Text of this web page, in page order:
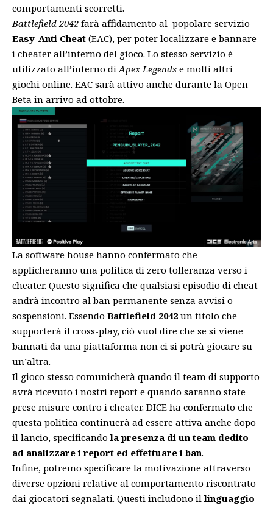
comportamenti scorretti.
Battlefield 2042 farà affidamento al popolare servizio
Easy-Anti Cheat (EAC), per poter localizzare e bannare
i cheater all’interno del gioco. Lo stesso servizio è
utilizzato all’interno diApex Legends e molti altri
giochi online. EAC sarà attivo anche durante la Open
Beta in arrivo ad ottobre.
La software house hanno confermato che
applicheranno una politica di zero tolleranza verso i
cheater. Questo significa che qualsiasi episodio di cheat
andrà incontro al ban permanente senza avvisi o
sospensioni. Essendo Battlefield 2042 un titolo che
supporterà il cross-play, ciò vuol dire che se si viene
bannati da una piattaforma non ci si potrà giocare su
un’altra.
Il gioco stesso comunicherà quando il team di supporto
avrà ricevuto i nostri report e quando saranno state
prese misure contro i cheater. DICE ha confermato che
questa politica continuerà ad essere attiva anche dopo
il lancio, specificando la presenza di un team dedito
ad analizzare i report ed effettuare i ban.
Infine, potremo specificare la motivazione attraverso
diverse opzioni relative al comportamento riscontrato
dai giocatori segnalati. Questi includono illinguaggio